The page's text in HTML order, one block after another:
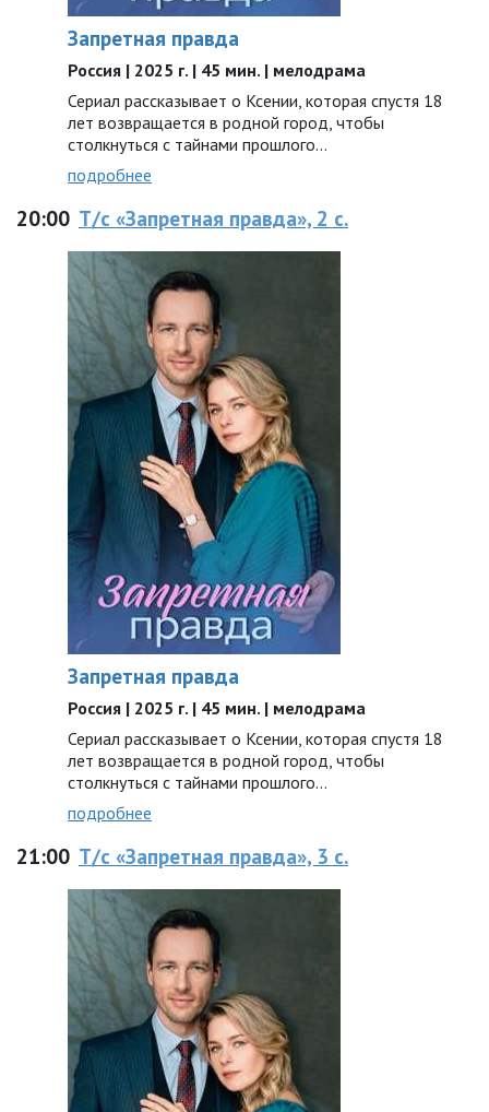
Запретная правда
Россия | 2025 г. | 45 мин. | мелодрама
Сериал рассказывает о Ксении, которая спустя 18
лет возвращается в родной город, чтобы
столкнуться с тайнами прошлого…
подробнее
20:00 Т/с «Запретная правда», 2 с.
Запретная правда
Россия | 2025 г. | 45 мин. | мелодрама
Сериал рассказывает о Ксении, которая спустя 18
лет возвращается в родной город, чтобы
столкнуться с тайнами прошлого…
подробнее
21:00 Т/с «Запретная правда», 3 с.